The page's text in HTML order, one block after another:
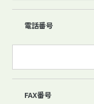
電話番号
FAX番号